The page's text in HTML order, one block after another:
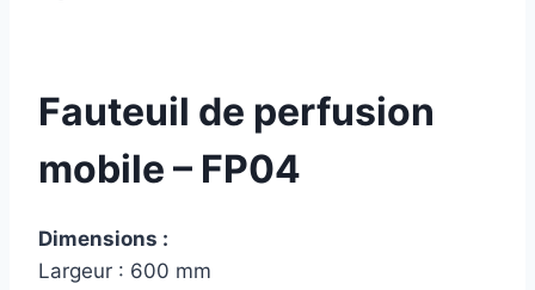
Fauteuil de perfusion
mobile – FP04
Dimensions :
Largeur : 600 mm